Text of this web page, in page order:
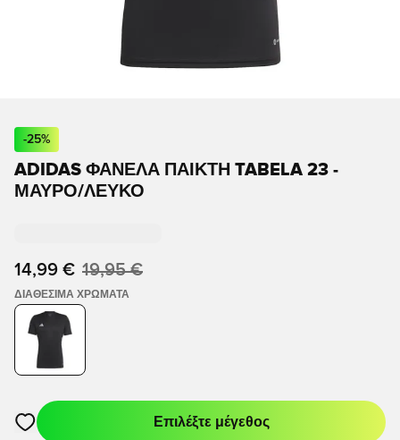
-25%
ADIDAS ΦΑΝΈΛΑ ΠΑΊΚΤΗ TABELA 23 -
ΜΑΎΡΟ/ΛΕΥΚΌ
14,99 € 19,95 €
ΔΙΑΘΈΣΙΜΑ ΧΡΏΜΑΤΑ
Ανοίγει ένα Modal για να συνδεθείτε ή να εγγραφείτε ως
Επιλέξτε μέγεθος